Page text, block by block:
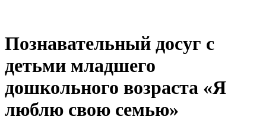
Познавательный досуг с
детьми младшего
дошкольного возраста «Я
люблю свою семью»